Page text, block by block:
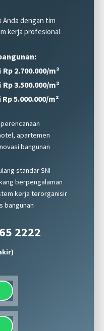
Anda dengan tim
kerja profesional
Rp 2.700.000/m²
Rp 3.500.000/m²
Rp 5.000.000/m²
apartemen
bangunan
standar SNI
berpengalaman
kerja terorganisir
bangunan
2222